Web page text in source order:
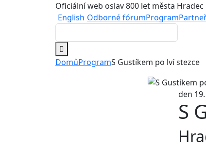
Oficiální web oslav 800 let města Hradec
English Odborné fórumProgram
DomůProgramS Gustíkem po lví stezce
den
S